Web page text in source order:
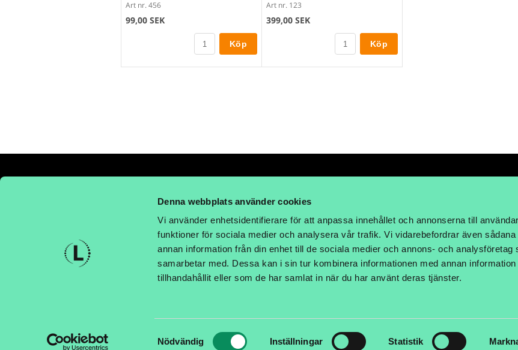
Denna webbplats använder cookies
Vi använder enhetsidentifierare för att anpassa innehållet och annonserna till
funktioner för sociala medier och analysera vår trafik. Vi vidarebefordrar även
annan information från din enhet till de sociala medier och annons- och analysföretag
samarbetar med. Dessa kan i sin tur kombinera informationen med annan
tillhandahållit eller som de har samlat in när du har använt deras tjänster.
Samtyckesval
Nödvändig Inställningar Statistik
Art nr. 456
99,00 SEK
Köp
Art nr. 123
399,00 SEK
Köp
METALLGATAN 12C, 262 72 ÄNGELHOLM
Telefon: 042-44 23 990
E-post: order@labelsupply.se
© 2026 Part Holding AB
KONTAKTA LABELSUPPLY